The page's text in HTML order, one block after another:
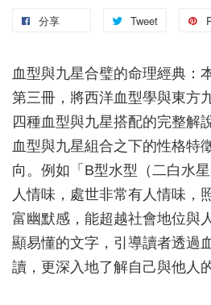
分享 Tweet
血型與九星合璧的命理經典：
第三冊，將西洋血型學與東方
四種血型與九星搭配的完整解
血型與九星組合之下的性格特
向。例如「B型水型（二白水
人情味，處世非常有人情味，
富幽默感，能超越社會地位與
顯易懂的文字，引導讀者透過
讀，更深入地了解自己與他人